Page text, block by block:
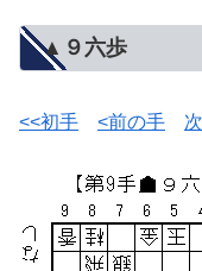
▲９六歩
<<初手 <前の手